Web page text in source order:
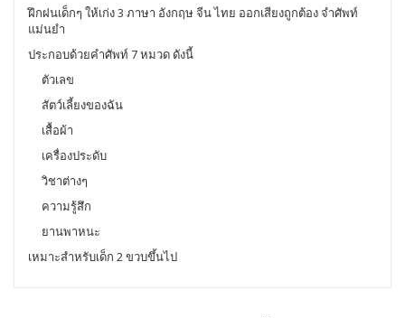
ฝึกฝนเด็กๆ ให้เก่ง 3 ภาษา อังกฤษ จีน ไทย ออกเสียงถูกต้อง จำศัพท์
แม่นยำ
ประกอบด้วยคำศัพท์ 7 หมวด ดังนี้
ตัวเลข
สัตว์เลี้ยงของฉัน
เสื้อผ้า
เครื่องประดับ
วิชาต่างๆ
ความรู้สึก
ยานพาหนะ
เหมาะสำหรับเด็ก 2 ขวบขึ้นไป